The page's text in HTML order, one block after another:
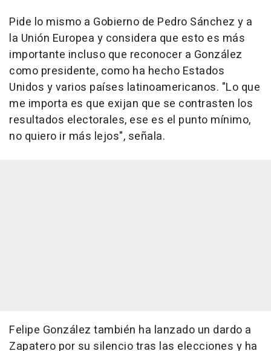
Pide lo mismo a Gobierno de Pedro Sánchez y a
la Unión Europea y considera que esto es más
importante incluso que reconocer a González
como presidente, como ha hecho Estados
Unidos y varios países latinoamericanos. "Lo que
me importa es que exijan que se contrasten los
resultados electorales, ese es el punto mínimo,
no quiero ir más lejos", señala.
Felipe González también ha lanzado un dardo a
Zapatero por su silencio tras las elecciones y ha